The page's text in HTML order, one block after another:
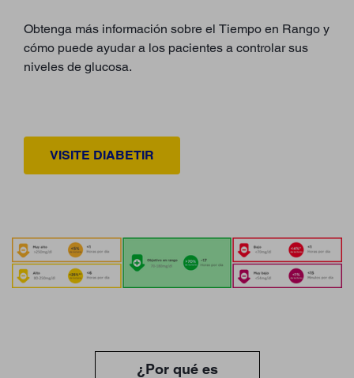
Obtenga más información sobre el Tiempo en Rango y
cómo puede ayudar a los pacientes a controlar sus
niveles de glucosa.
VISITE DIABETIR
¿Por qué es